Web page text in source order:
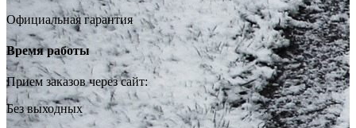
Официальная гарантия
Время работы
Прием заказов через сайт:
Без выходных